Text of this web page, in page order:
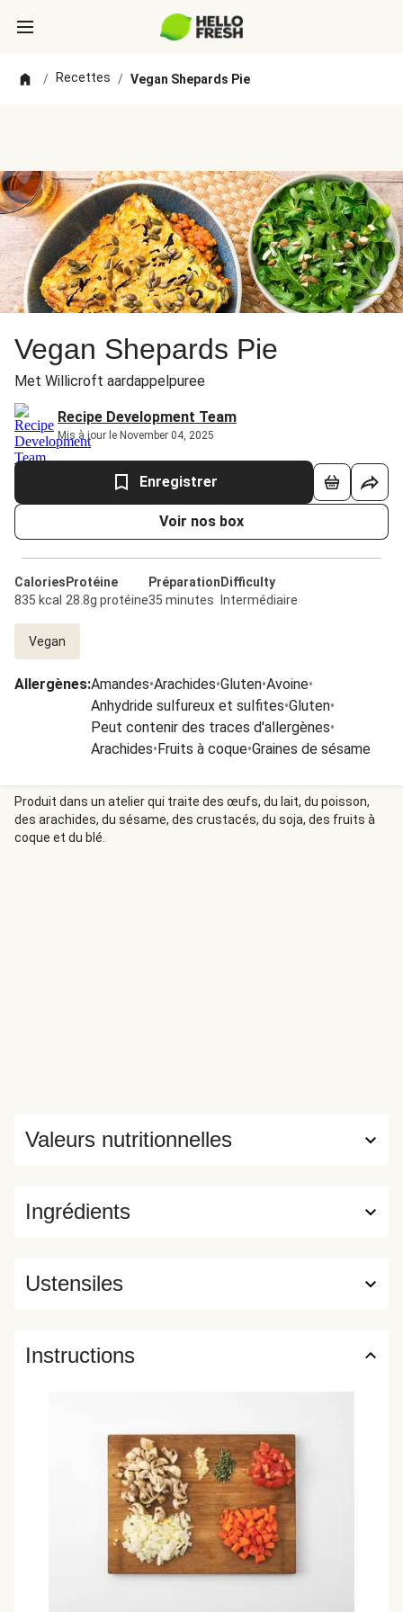
/ Recettes / Vegan Shepards Pie
Vegan Shepards Pie
Met Willicroft aardappelpuree
Recipe Development Team
Mis à jour le November 04, 2025
Enregistrer
Voir nos box
Calories
835 kcal
Protéine
28.8g protéine
Préparation
35 minutes
Difficulty
Intermédiaire
Vegan
Allergènes:Amandes•Arachides•Gluten•Avoine•
Anhydride sulfureux et sulfites•Gluten•
Peut contenir des traces d'allergènes•
Arachides•Fruits à coque•Graines de sésame
Produit dans un atelier qui traite des œufs, du lait, du poisson,
des arachides, du sésame, des crustacés, du soja, des fruits à
coque et du blé.
Ingrédients
Valeurs nutritionnelles
Ustensiles
Instructions